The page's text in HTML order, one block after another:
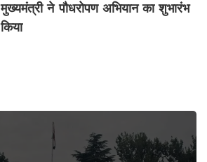
मुख्यमंत्री ने पौधरोपण अभियान का शुभारंभ
किया